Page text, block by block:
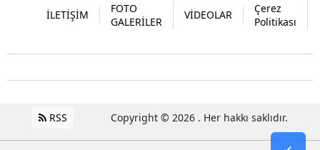
İLETİŞİM
FOTO
GALERİLER
VİDEOLAR
Çerez
Politikası
RSS Copyright © 2026 . Her hakkı saklıdır.